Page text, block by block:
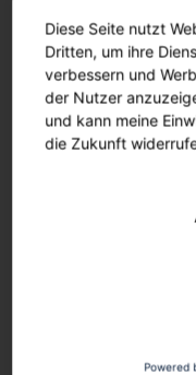
Modulares
Diese Seite nutzt
Dritten, um ihre
verbessern und
der Nutzer
und kann meine
die Zukunft
Powered